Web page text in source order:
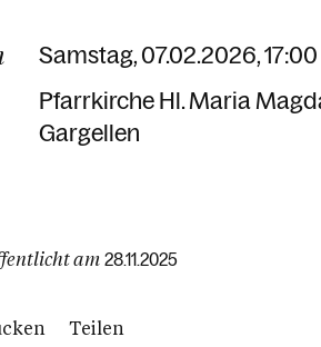
Samstag, 07.02.2026,
Pfarrkirche Hl. Maria
Gargellen
am 28.11.2025
Teilen